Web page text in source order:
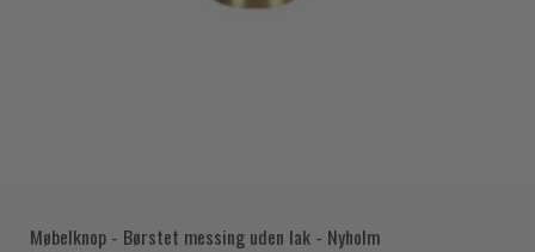
Møbelknop - Børstet messing uden lak - Nyholm